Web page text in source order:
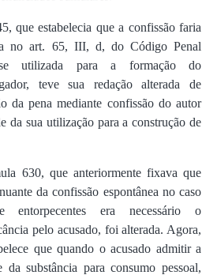
que estabelecia que a confissão faria
no art. 65, III, d, do Código Penal
utilizada para a formação do
teve sua redação alterada de
da pena mediante confissão do autor
da sua utilização para a construção de
630, que anteriormente fixava que
da confissão espontânea no caso
era necessário o
pelo acusado, foi alterada. Agora,
que quando o acusado admitir a
substância para consumo pessoal,